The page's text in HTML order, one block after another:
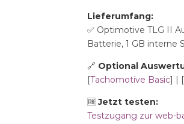
Lieferumfang:
✅ Optimotive TLG II
Batterie, 1 GB interne
🔗 Optional
[Tachomotive Basic] | [
🆓Jetzt testen:
Testzugang zur web-